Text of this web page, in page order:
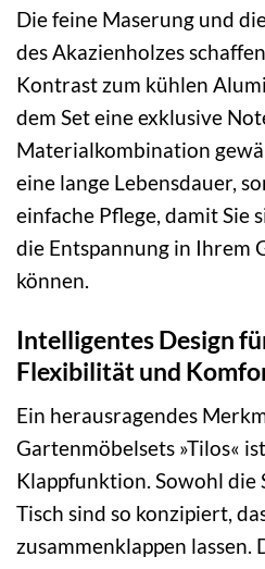
Die feine Maserung und
des Akazienholzes
Kontrast zum kühlen
dem Set eine exklusive
Materialkombination
eine lange Lebensdauer,
einfache Pflege, damit Sie
die Entspannung in Ihrem
können.
Intelligentes Design
Flexibilität und
Ein herausragendes
Gartenmöbelsets »Tilos«
Klappfunktion. Sowohl die
Tisch sind so konzipiert,
zusammenklappen lassen.